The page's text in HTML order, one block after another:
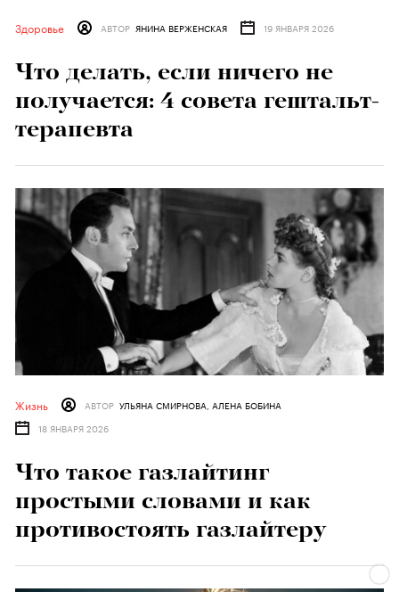
Здоровье АВТОР ЯНИНА ВЕРЖЕНСКАЯ 19 ЯНВАРЯ 2026
Что делать, если ничего не
получается: 4 совета гештальт-
терапевта
Жизнь АВТОР УЛЬЯНА СМИРНОВА, АЛЕНА БОБИНА
18 ЯНВАРЯ 2026
Что такое газлайтинг
простыми словами и как
противостоять газлайтеру